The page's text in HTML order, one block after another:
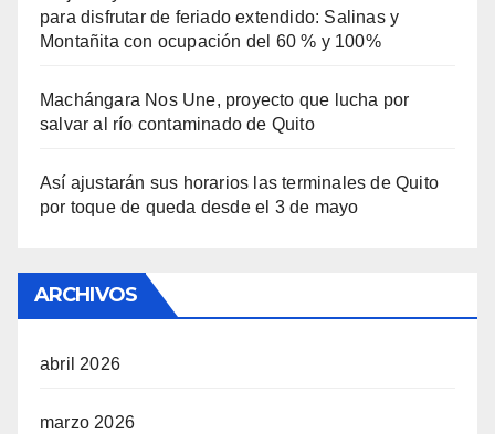
para disfrutar de feriado extendido: Salinas y
Montañita con ocupación del 60 % y 100%
Machángara Nos Une, proyecto que lucha por
salvar al río contaminado de Quito
Así ajustarán sus horarios las terminales de Quito
por toque de queda desde el 3 de mayo
ARCHIVOS
abril 2026
marzo 2026